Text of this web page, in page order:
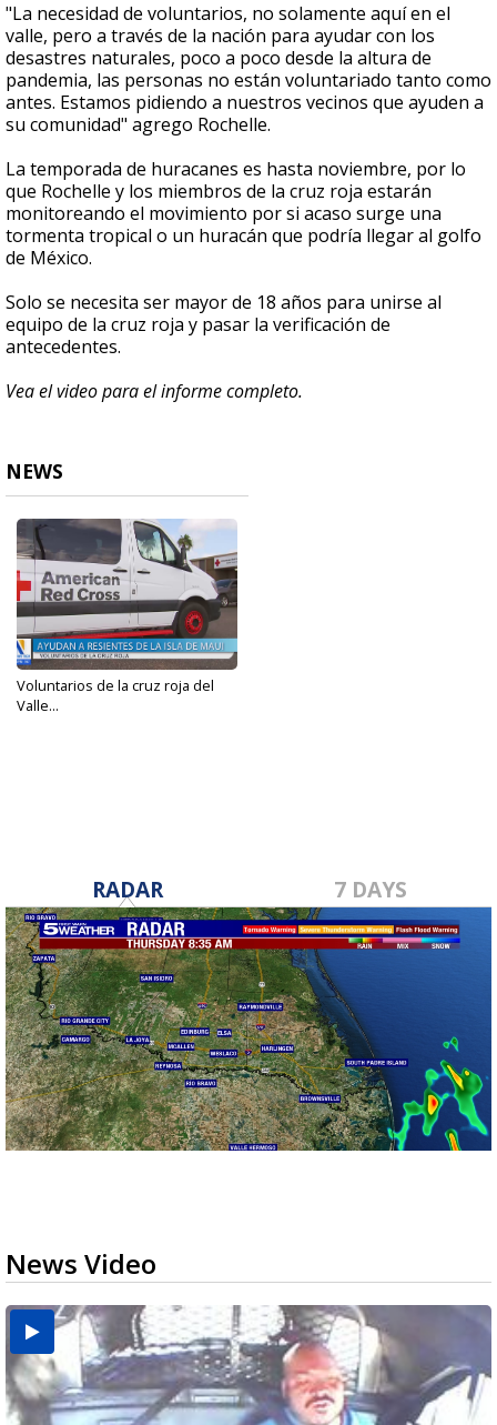
"La necesidad de voluntarios, no solamente aquí en el
valle, pero a través de la nación para ayudar con los
desastres naturales, poco a poco desde la altura de
pandemia, las personas no están voluntariado tanto como
antes. Estamos pidiendo a nuestros vecinos que ayuden a
su comunidad" agrego Rochelle.
La temporada de huracanes es hasta noviembre, por lo
que Rochelle y los miembros de la cruz roja estarán
monitoreando el movimiento por si acaso surge una
tormenta tropical o un huracán que podría llegar al golfo
de México.
Solo se necesita ser mayor de 18 años para unirse al
equipo de la cruz roja y pasar la verificación de
antecedentes.
Vea el video para el informe completo.
NEWS
Voluntarios de la cruz roja del
Valle...
RADAR 7 DAYS
News Video